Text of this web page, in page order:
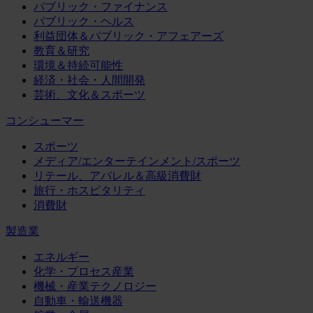
パブリック・ファイナンス
パブリック・ヘルス
利益団体＆パブリック・アフェアーズ
教育＆研究
環境＆持続可能性
経済・社会・人間開発
芸術、文化＆スポーツ
コンシューマー
スポーツ
メディア/エンターテインメント/スポーツ
リテール、アパレル＆高級消費財
旅行・ホスピタリティ
消費財
製造業
エネルギー
化学・プロセス産業
機械・産業テクノロジー
自動車・輸送機器